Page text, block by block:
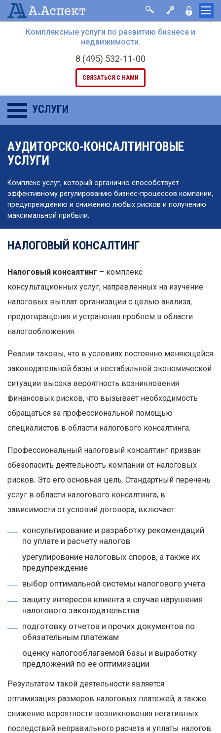
Комплексные услуги по развитию бизнеса и
недвижимости.
8 (495) 532-11-00
СВЯЗАТЬСЯ С НАМИ
УСЛУГИ
АУДИТОРСКО-КОНСАЛТИНГОВЫЕ
УСЛУГИ
Комплекс услуг, который органично способствует
эффективному регулированию бизнес-процессов компании,
предупреждению и снижению любых рисков и получению
максимальной прибыли.
НАЛОГОВЫЙ КОНСАЛТИНГ
Налоговый консалтинг – комплекс
консультационных услуг, направленных на изучение
налоговых выплат организации с целью анализа,
предотвращения и устранения проблем в области
налогообложения.
Реалии таковы, что в условиях постоянно меняющейся
законодательной базы и нестабильной экономической
ситуации высока вероятность возникновения
финансовых рисков, что вызывает необходимость
обращаться за профессиональной помощью
специалистов в области налогового консалтинга.
Профессиональный налоговый консалтинг призван
обезопасить деятельность компании от налоговых
рисков. Это его основная цель. Стандартный перечень
услуг в области налогового консалтинга, в
зависимости от условий договора, включает:
консультирование и разработку рекомендаций
по уплате и расчету налогов
урегулирование налоговых споров, а также их
предупреждение
выбор оптимальной системы налогового учета
защиту интересов клиента в случае нарушения
налогового законодательства
подготовку отчетов и прочих документов по
обязательным платежам
оценку налогооблагаемой базы и выработку
предложений по ее оптимизации
Результатом такой деятельности является
оптимизация размеров налоговых платежей, а также
снижение вероятности возникновения негативных
последствий неправильного расчета и уплаты налогов.